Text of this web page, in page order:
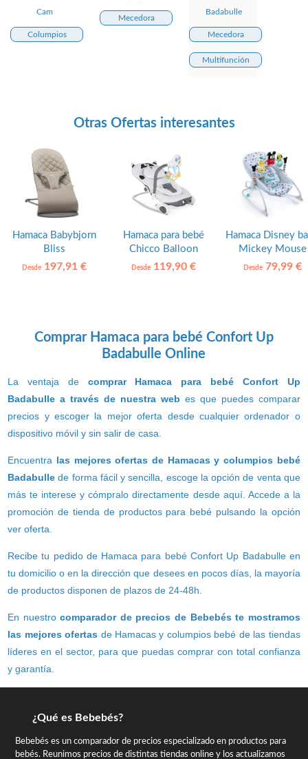
Cam
Columpios
Mecedora
Badabulle
Mecedora
Multifunción
Otras Ofertas interesantes
Hamaca Babybjorn
Bliss
Desde 197,91 €
Hamaca para bebé
Chicco Balloon
Desde119,90 €
Hamaca Disney
Mickey Mouse
Bright Starts
Desde79,99 €
Comprar Hamaca para bebé Confort Up
Badabulle Online
La ventaja de comprar Hamaca para bebé Confort Up
Badabulle a través de nuestra web es que puedes comparar
precios y escoger la mejor oferta desde cualquier ordenador o
dispositivo móvil y sin salir de casa.
Encuentra las mejores ofertas de Hamacas y columpios bebé
Badabulle de forma fácil y sencilla, escoge la opción de venta que
más te interese y cómpralo directamente desde aquí. Accede a la
promoción de tienda de productos para bebé pulsando la opción
ver oferta.
Recibe tu pedido de Hamaca para bebé Confort Up Badabulle en
tu domicilio o en la dirección que desees en pocos días, la mayoría
de productos disponen de plazos de 24-48h.
En nuestrocomparador de precios de Bebebés te mostramos
las mejores ofertas de Hamacas y columpios bebé de las tiendas
líderes en el sector, para que puedas comprar con total confianza
y garantía.
¿Qué es Bebebés?
Bebebés es un comparador de precios especializado en productos para
bebés. Reunimos precios de distintas tiendas online y los actualizamos